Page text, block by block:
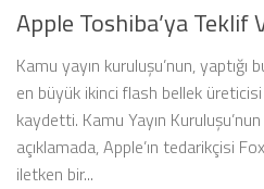
Apple Toshiba’ya Teklif
Kamu yayın kuruluşu’nun, yaptığı
en büyük ikinci flash bellek
kaydetti. Kamu Yayın
açıklamada, Apple’ın tedarikçisi
iletken bir...